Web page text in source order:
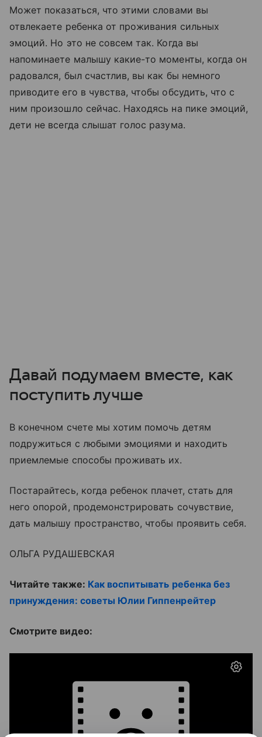
Может показаться, что этими словами вы
отвлекаете ребенка от проживания сильных
эмоций. Но это не совсем так. Когда вы
напоминаете малышу какие-то моменты, когда он
радовался, был счастлив, вы как бы немного
приводите его в чувства, чтобы обсудить, что с
ним произошло сейчас. Находясь на пике эмоций,
дети не всегда слышат голос разума.
Давай подумаем вместе, как
поступить лучше
В конечном счете мы хотим помочь детям
подружиться с любыми эмоциями и находить
приемлемые способы проживать их.
Постарайтесь, когда ребенок плачет, стать для
него опорой, продемонстрировать сочувствие,
дать малышу пространство, чтобы проявить себя.
ОЛЬГА РУДАШЕВСКАЯ
Читайте также: Как воспитывать ребенка без
принуждения: советы Юлии Гиппенрейтер
Смотрите видео: